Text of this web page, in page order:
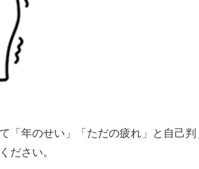
「年のせい」「ただの疲れ」と自己判
ださい。